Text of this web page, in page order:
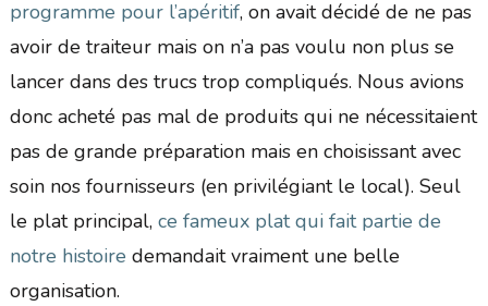
programme pour l’apéritif, on avait décidé de ne pas
avoir de traiteur mais on n’a pas voulu non plus se
lancer dans des trucs trop compliqués. Nous avions
donc acheté pas mal de produits qui ne nécessitaient
pas de grande préparation mais en choisissant avec
soin nos fournisseurs (en privilégiant le local). Seul
le plat principal, ce fameux plat qui fait partie de
notre histoire demandait vraiment une belle
organisation.